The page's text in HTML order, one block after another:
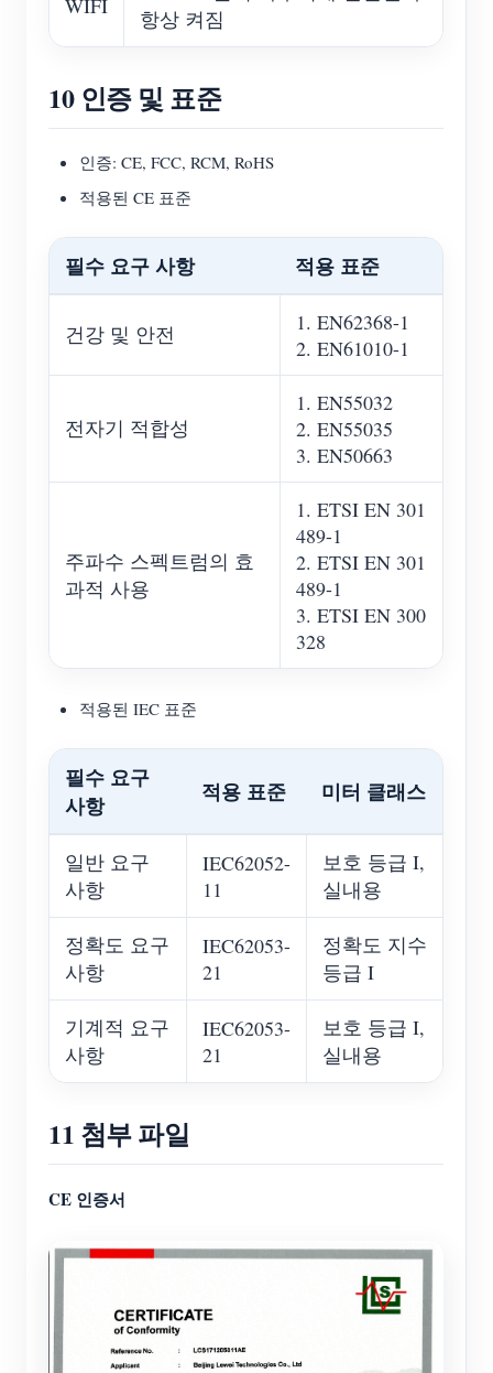
WIFI
항상 켜짐
10 인증 및 표준
인증: CE, FCC, RCM, RoHS
적용된 CE 표준
필수 요구 사항 적용 표준
건강 및 안전
1. EN62368-1
2. EN61010-1
전자기 적합성
1. EN55032
2. EN55035
3. EN50663
주파수 스펙트럼의 효
과적 사용
1. ETSI EN 301
489-1
2. ETSI EN 301
489-1
3. ETSI EN 300
328
적용된 IEC 표준
필수 요구
사항
적용 표준 미터 클래스
일반 요구
사항
IEC62052-
11
보호 등급 I,
실내용
정확도 요구
사항
IEC62053-
21
정확도 지수
등급 I
기계적 요구
사항
IEC62053-
21
보호 등급 I,
실내용
11 첨부 파일
CE 인증서